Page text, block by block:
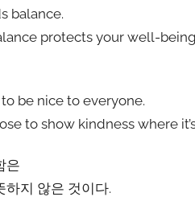
n
g
o
n
balance.
protects your well-
to be nice to everyone.
to show kindness where
은
하지 않은 것이다.